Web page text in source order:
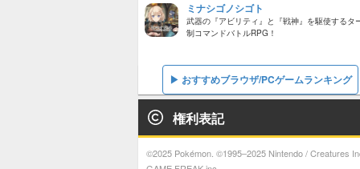
ミナシゴノシゴト
武器の『アビリティ』と『戦神』を駆使するタ
制コマンドバトルRPG！
おすすめブラウザ/PCゲームランキング
権利表記
©2025 Pokémon. ©1995–2025 Nintendo / Creatures